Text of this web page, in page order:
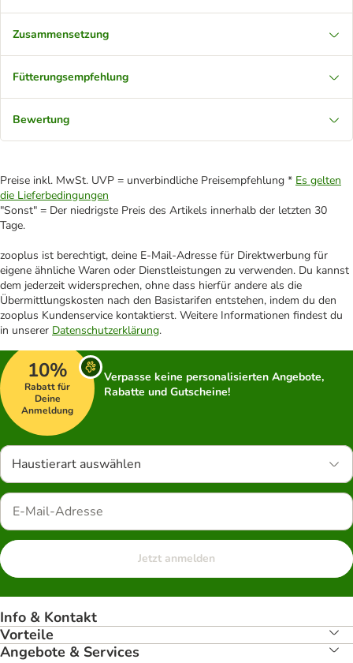
Zusammensetzung
Fütterungsempfehlung
Bewertung
Preise inkl. MwSt. UVP = unverbindliche Preisempfehlung * Es gelten
die Lieferbedingungen
"Sonst" = Der niedrigste Preis des Artikels innerhalb der letzten 30
Tage.
zooplus ist berechtigt, deine E-Mail-Adresse für Direktwerbung für
eigene ähnliche Waren oder Dienstleistungen zu verwenden. Du kannst
dem jederzeit widersprechen, ohne dass hierfür andere als die
Übermittlungskosten nach den Basistarifen entstehen, indem du den
zooplus Kundenservice kontaktierst. Weitere Informationen findest du
in unserer Datenschutzerklärung.
10%
Rabatt für
Deine
Anmeldung
Verpasse keine personalisierten Angebote,
Rabatte und Gutscheine!
Haustierart auswählen
Jetzt anmelden
Info & Kontakt
Vorteile
Angebote & Services